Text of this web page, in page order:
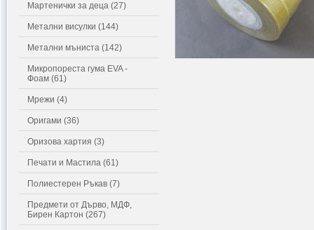
Мартенички за деца (27)
Метални висулки (144)
Метални мъниста (142)
Микропореста гума EVA -
Фоам (61)
Мрежи (4)
Оригами (36)
Оризова хартия (3)
Печати и Мастила (61)
Полиестерен Ръкав (7)
Предмети от Дърво, МДФ,
Бирен Картон (267)